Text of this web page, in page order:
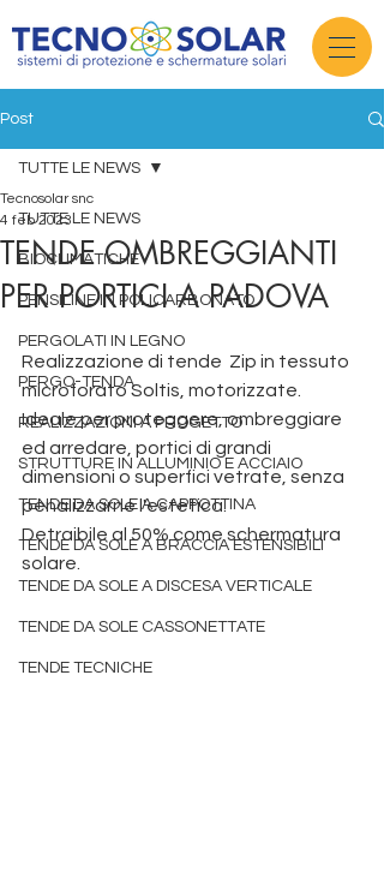
Post
TUTTE LE NEWS
BIOCLIMATICHE
PENSILINE IN POLICARBONATO
PERGOLATI IN LEGNO
PERGO-TENDA
REALIZZAZIONI A PROGETTO
STRUTTURE IN ALLUMINIO E ACCIAIO
TENDE DA SOLE A CAPPOTTINA
TENDE DA SOLE A BRACCIA ESTENSIBILI
TENDE DA SOLE A DISCESA VERTICALE
TENDE DA SOLE CASSONETTATE
TENDE TECNICHE
TUTTE LE NEWS
TENDE OMBREGGIANTI
PER PORTICI A PADOVA
Tecnosolar snc
4 feb 2023
Realizzazione di tende  Zip in tessuto
microforato Soltis, motorizzate.
Ideale per proteggere, ombreggiare
ed arredare, portici di grandi
dimensioni o superfici vetrate, senza
penalizzarne l'estetica.
Detraibile al 50% come schermatura
solare.
detrazione
tende da sole padova